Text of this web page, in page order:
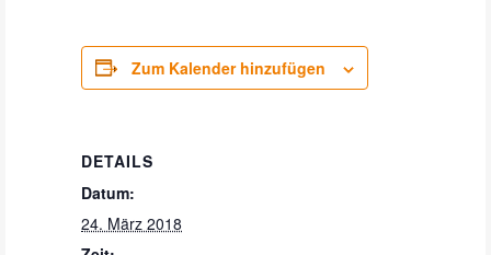
Zum Kalender hinzufügen
DETAILS
Datum:
24. März 2018